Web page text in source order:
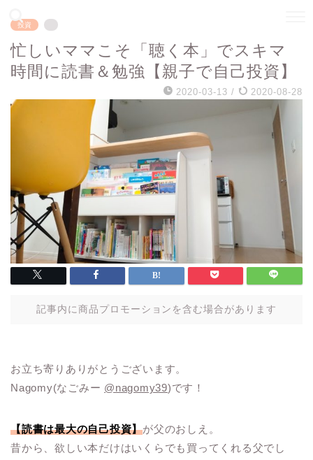
投資
忙しいママこそ「聴く本」でスキマ
時間に読書＆勉強【親子で自己投資】
2020-03-13 / 2020-08-28
記事内に商品プロモーションを含む場合があります
お立ち寄りありがとうございます。
Nagomy(なごみー @nagomy39)です！
【読書は最大の自己投資】が父のおしえ。
昔から、欲しい本だけはいくらでも買ってくれる父でし